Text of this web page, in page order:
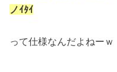
ノｲﾀｲ
って仕様なんだよねー